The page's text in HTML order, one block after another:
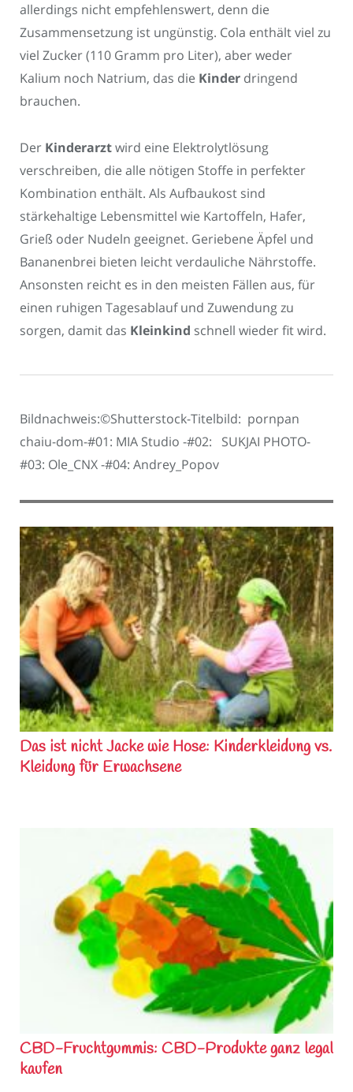
allerdings nicht empfehlenswert, denn die
Zusammensetzung ist ungünstig. Cola enthält viel zu
viel Zucker (110 Gramm pro Liter), aber weder
Kalium noch Natrium, das die Kinder dringend
brauchen.
Der Kinderarztwird eine Elektrolytlösung
verschreiben, die alle nötigen Stoffe in perfekter
Kombination enthält. Als Aufbaukost sind
stärkehaltige Lebensmittel wie Kartoffeln, Hafer,
Grieß oder Nudeln geeignet. Geriebene Äpfel und
Bananenbrei bieten leicht verdauliche Nährstoffe.
Ansonsten reicht es in den meisten Fällen aus, für
einen ruhigen Tagesablauf und Zuwendung zu
sorgen, damit das Kleinkind schnell wieder fit wird.
Bildnachweis:©Shutterstock-Titelbild: pornpan
chaiu-dom-#01: MIA Studio -#02: SUKJAI PHOTO-
#03: Ole_CNX -#04: Andrey_Popov
Das ist nicht Jacke wie Hose: Kinderkleidung vs.
Kleidung für Erwachsene
CBD-Fruchtgummis: CBD-Produkte ganz legal
kaufen